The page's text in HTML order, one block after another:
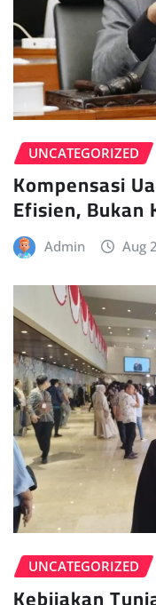
UNCATEGORIZED
Kompensasi
Efisien, Bukan
Admin Aug
UNCATEGORIZED